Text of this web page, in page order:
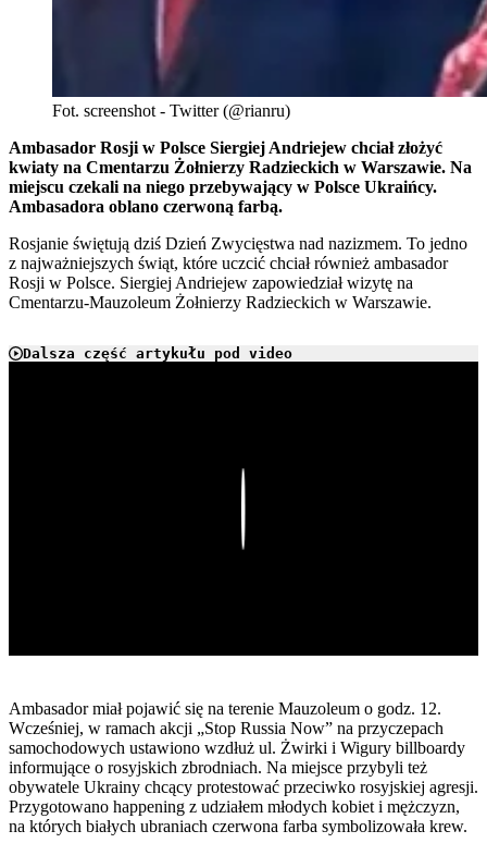
Fot. screenshot - Twitter (@rianru)
Ambasador Rosji w Polsce Siergiej Andriejew chciał złożyć
kwiaty na Cmentarzu Żołnierzy Radzieckich w Warszawie. Na
miejscu czekali na niego przebywający w Polsce Ukraińcy.
Ambasadora oblano czerwoną farbą.
Rosjanie świętują dziś Dzień Zwycięstwa nad nazizmem. To jedno
z najważniejszych świąt, które uczcić chciał również ambasador
Rosji w Polsce. Siergiej Andriejew zapowiedział wizytę na
Cmentarzu-Mauzoleum Żołnierzy Radzieckich w Warszawie.
Dalsza część artykułu pod video
Ambasador miał pojawić się na terenie Mauzoleum o godz. 12.
Wcześniej, w ramach akcji „Stop Russia Now” na przyczepach
samochodowych ustawiono wzdłuż ul. Żwirki i Wigury billboardy
informujące o rosyjskich zbrodniach. Na miejsce przybyli też
obywatele Ukrainy chcący protestować przeciwko rosyjskiej agresji.
Przygotowano happening z udziałem młodych kobiet i mężczyzn,
na których białych ubraniach czerwona farba symbolizowała krew.